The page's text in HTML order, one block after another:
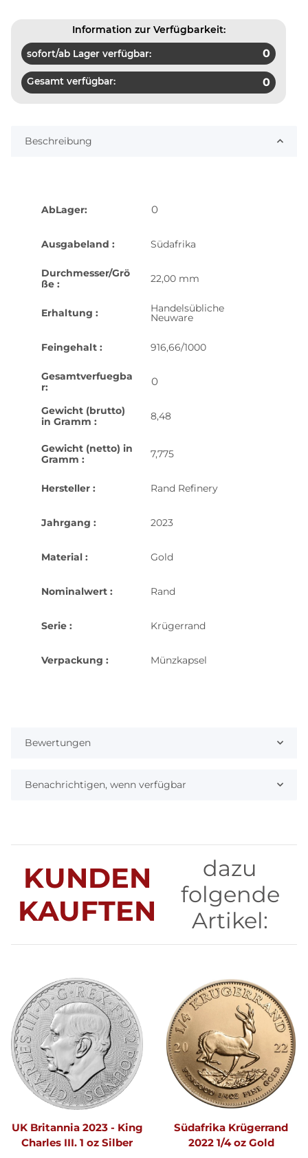
Information zur Verfügbarkeit:
sofort/ab Lager verfügbar: 0
Gesamt verfügbar: 0
Beschreibung
AbLager: 0
Ausgabeland : Südafrika
Durchmesser/Grö
ße :
22,00 mm
Erhaltung : Handelsübliche
Neuware
Feingehalt : 916,66/1000
Gesamtverfuegba
r:
0
Gewicht (brutto)
in Gramm :
8,48
Gewicht (netto) in
Gramm :
7,775
Hersteller : Rand Refinery
Jahrgang : 2023
Material : Gold
Nominalwert : Rand
Serie : Krügerrand
Verpackung : Münzkapsel
Bewertungen
Benachrichtigen, wenn verfügbar
KUNDEN
KAUFTEN
dazu
folgende
Artikel:
UK Britannia 2023 - King
Charles III. 1 oz Silber
Südafrika Krügerrand
2022 1/4 oz Gold